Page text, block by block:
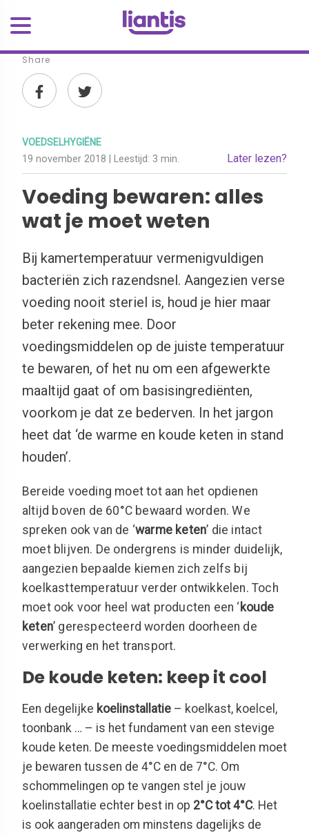
Share
VOEDSELHYGIËNE
19 november 2018 | Leestijd: 3 min. Later lezen?
Voeding bewaren: alles
wat je moet weten
Bij kamertemperatuur vermenigvuldigen
bacteriën zich razendsnel. Aangezien verse
voeding nooit steriel is, houd je hier maar
beter rekening mee. Door
voedingsmiddelen op de juiste temperatuur
te bewaren, of het nu om een afgewerkte
maaltijd gaat of om basisingrediënten,
voorkom je dat ze bederven. In het jargon
heet dat ‘de warme en koude keten in stand
houden’.
Bereide voeding moet tot aan het opdienen
altijd boven de 60°C bewaard worden. We
spreken ook van de ‘warme keten’ die intact
moet blijven. De ondergrens is minder duidelijk,
aangezien bepaalde kiemen zich zelfs bij
koelkasttemperatuur verder ontwikkelen. Toch
moet ook voor heel wat producten een ‘ koude
keten’ gerespecteerd worden doorheen de
verwerking en het transport.
De koude keten: keep it cool
Een degelijke koelinstallatie – koelkast, koelcel,
toonbank … – is het fundament van een stevige
koude keten. De meeste voedingsmiddelen moet
je bewaren tussen de 4°C en de 7°C. Om
schommelingen op te vangen stel je jouw
koelinstallatie echter best in op 2°C tot 4°C. Het
is ook aangeraden om minstens dagelijks de